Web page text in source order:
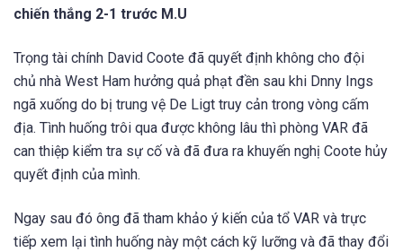
chiến thắng 2-1 trước M.U
Trọng tài chính David Coote đã quyết định không cho đội
chủ nhà West Ham hưởng quả phạt đền sau khi Dnny Ings
ngã xuống do bị trung vệ De Ligt truy cản trong vòng cấm
địa. Tình huống trôi qua được không lâu thì phòng VAR đã
can thiệp kiểm tra sự cố và đã đưa ra khuyến nghị Coote hủy
quyết định của mình.
Ngay sau đó ông đã tham khảo ý kiến của tổ VAR và trực
tiếp xem lại tình huống này một cách kỹ lưỡng và đã thay đổi